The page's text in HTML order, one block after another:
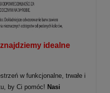
idealne
w funkcjonalne, trwałe i
by Ci pomóc! Nasi